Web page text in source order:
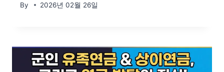
By 2026년 02월 26일